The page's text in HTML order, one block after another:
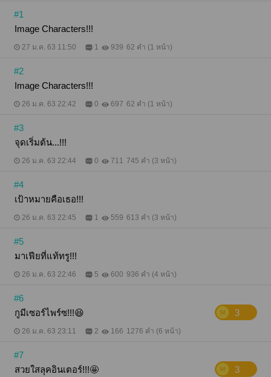
#1
Image Characters!!!
27 ม.ค. 63 11:50 1 939 62 คำ (1 หน้า)
#2
Image Characters!!!
26 ม.ค. 63 22:42 0 697 62 คำ (1 หน้า)
#3
จุดเริ่มต้น...!!!
26 ม.ค. 63 22:44 0 711 745 คำ (3 หน้า)
#4
เป้าหมายคือเธอ!!!
26 ม.ค. 63 22:45 1 559 613 คำ (3 หน้า)
#5
มาเฟียที่แท้ทรู!!!
26 ม.ค. 63 22:46 5 600 936 คำ (4 หน้า)
#6
กูมีเซอร์ไพร์ซ!!!😆
3
26 ม.ค. 63 23:11 2 166 1276 คำ (6 หน้า)
#7
สวยใสลุคอินเตอร์!!!🤩
3